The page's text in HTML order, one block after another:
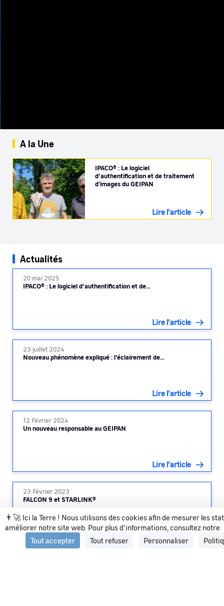
👨‍🚀 Ici la Terre ! Nous utilisons des cookies afin de mesurer les
améliorer notre site web. Pour plus d'informations, consultez notre
Tout accepter
Tout refuser Personnaliser
A la Une
IPACO® : Le logiciel
d’authentification et de traitement
d'images du GEIPAN
Lire l'article
Actualités
20 mai 2025
IPACO® : Le logiciel d’authentification et de…
Lire l'article
23 juillet 2024
Nouveau phénomène expliqué : l’éclairement de…
Lire l'article
12 Février 2024
Un nouveau responsable au GEIPAN
Lire l'article
23 Février 2023
FALCON 9 et STARLINK®
Lire l'article